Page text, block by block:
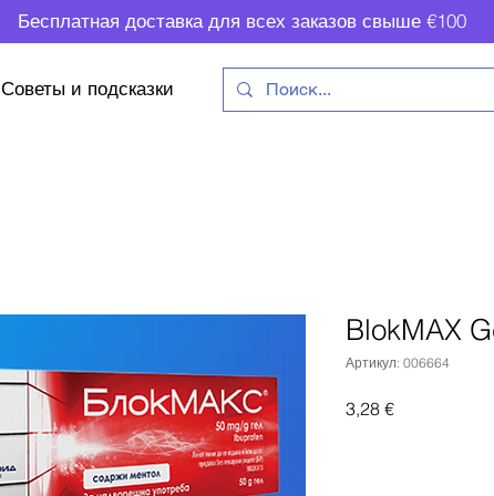
Бесплатная доставка для всех заказов свыше €100
Советы и подсказки
BlokMAX
Артикул: 006664
3,28 €Цена